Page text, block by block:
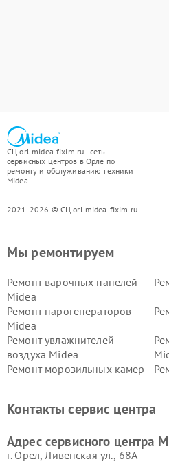
СЦ orl.midea-fixim.ru - сеть
сервисных центров в Орле по
ремонту и обслуживанию техники
Midea
2021-2026 © СЦ orl.midea-fixim.ru
Мы ремонтируем
Ремонт варочных панелей
Midea
Ремонт парогенераторов
Midea
Ремонт увлажнителей
воздуха Midea
Ремонт морозильных камер
пылесосов Midea
Контакты сервис центра
Адрес сервисного центра
г. Орёл, Ливенская ул., 68А